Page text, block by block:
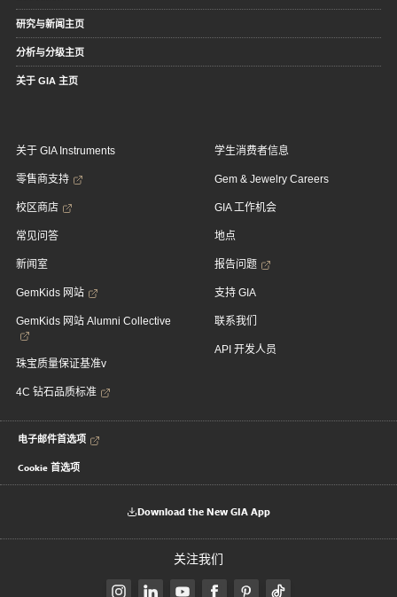
研究与新闻主页
分析与分级主页
关于 GIA 主页
关于 GIA Instruments
零售商支持
校区商店
常见问答
新闻室
GemKids 网站
GemKids 网站 Alumni Collective
珠宝质量保证基准v
4C 钻石品质标准
学生消费者信息
Gem & Jewelry Careers
GIA 工作机会
地点
报告问题
支持 GIA
联系我们
API 开发人员
电子邮件首选项
Cookie 首选项
Download the New GIA App
关注我们